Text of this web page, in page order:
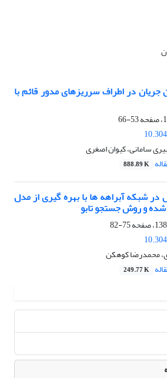
در اطراف سرریزهای مدور قائم با
53-66
سامانی، کیوان اصغری
888.89 K
در شبکه آبراهه ها با بهره گیری از مدل
شده و روش جستجو تابو
75-82
محمدرضا کوهکن
249.77 K